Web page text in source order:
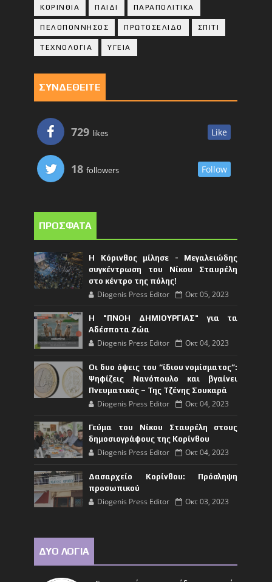
ΚΟΡΙΝΘΙA ΠΑΙΔΙ ΠΑΡΑΠΟΛΙΤΙΚΑ
ΠΕΛΟΠΟΝΝΗΣΟΣ ΠΡΩΤΟΣΕΛΙΔΟ ΣΠΙΤΙ
ΤΕΧΝΟΛΟΓΙΑ ΥΓΕΙΑ
ΣΥΝΔΕΘΕΙΤΕ
729 likes Like
18 followers Follow
ΠΡΟΣΦΑΤΑ
Η Κόρινθος μίλησε - Μεγαλειώδης
συγκέντρωση του Νίκου Σταυρέλη
στο κέντρο της πόλης!
Diogenis Press Editor Οκτ 05, 2023
Η "ΠΝΟΗ ΔΗΜΙΟΥΡΓΙΑΣ" για τα
Αδέσποτα Ζώα
Diogenis Press Editor Οκτ 04, 2023
Οι δυο όψεις του “ίδιου νομίσματος”:
Ψηφίζεις Νανόπουλο και βγαίνει
Πνευματικός – Της Τζένης Σουκαρά
Diogenis Press Editor Οκτ 04, 2023
Γεύμα του Νίκου Σταυρέλη στους
δημοσιογράφους της Κορίνθου
Diogenis Press Editor Οκτ 04, 2023
Δασαρχείο Κορίνθου: Πρόσληψη
προσωπικού
Diogenis Press Editor Οκτ 03, 2023
ΔΥΟ ΛΟΓΙΑ